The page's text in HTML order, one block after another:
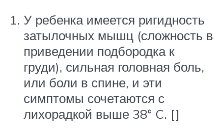
У ребенка имеется ригидность
затылочных мышц (сложность в
приведении подбородка к
груди), сильная головная боль,
или боли в спине, и эти
симптомы сочетаются с
лихорадкой выше 38° C. []